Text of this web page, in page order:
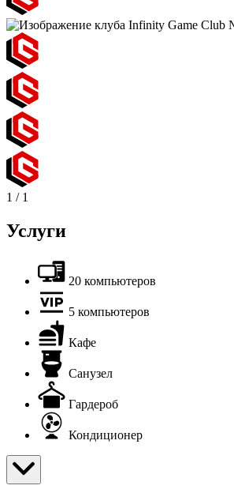
1 / 1
Услуги
20 компьютеров
5 компьютеров
Кафе
Санузел
Гардероб
Кондиционер